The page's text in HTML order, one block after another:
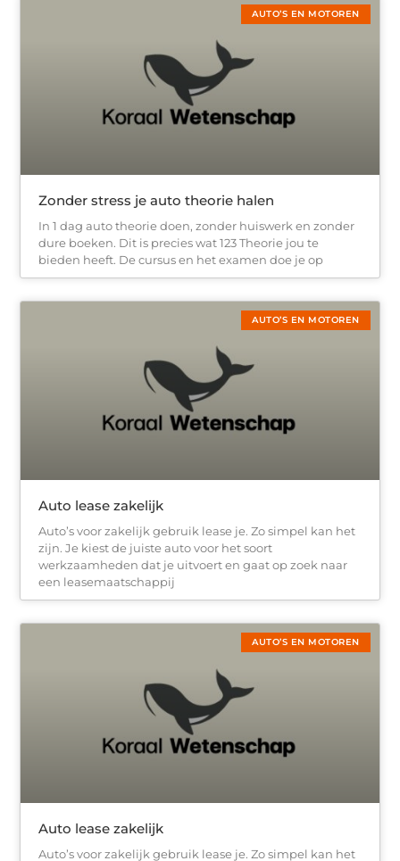
AUTO’S EN MOTOREN
Zonder stress je auto theorie halen
In 1 dag auto theorie doen, zonder huiswerk en zonder
dure boeken. Dit is precies wat 123 Theorie jou te
bieden heeft. De cursus en het examen doe je op
AUTO’S EN MOTOREN
Auto lease zakelijk
Auto’s voor zakelijk gebruik lease je. Zo simpel kan het
zijn. Je kiest de juiste auto voor het soort
werkzaamheden dat je uitvoert en gaat op zoek naar
een leasemaatschappij
AUTO’S EN MOTOREN
Auto lease zakelijk
Auto’s voor zakelijk gebruik lease je. Zo simpel kan het